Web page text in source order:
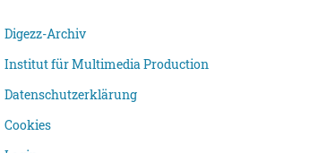
Digezz-Archiv
Institut für Multimedia Production
Datenschutzerklärung
Cookies